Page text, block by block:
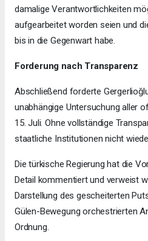
damalige Verantwortlichkeiten
aufgearbeitet worden seien und
bis in die Gegenwart habe.
Forderung nach Transparenz
Abschließend forderte
unabhängige Untersuchung aller
15. Juli. Ohne vollständige
staatliche Institutionen nicht
Die türkische Regierung hat die
Detail kommentiert und verweist
Darstellung des gescheiterten
Gülen-Bewegung orchestrierten
Ordnung.